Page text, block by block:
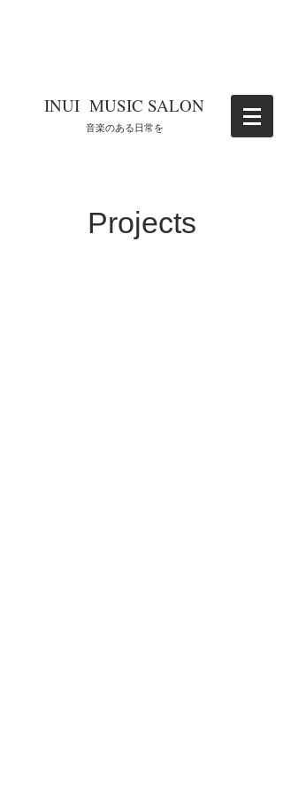
​INUI MUSIC SALON
​音楽のある日常を
Projects